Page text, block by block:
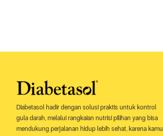
Diabetasol hadir dengan solusi praktis untuk kontrol
gula darah, melalui rangkaian nutrisi pilihan yang bisa
mendukung perjalanan hidup lebih sehat, karena kamu